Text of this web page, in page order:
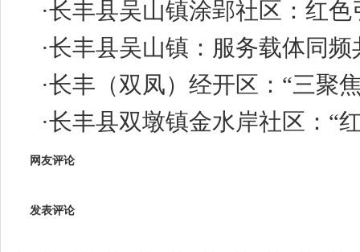
·长丰县吴山镇涂郢社区：红
·长丰县吴山镇：服务载体同
·长丰（双凤）经开区：“三聚
·长丰县双墩镇金水岸社区：“
网友评论
发表评论